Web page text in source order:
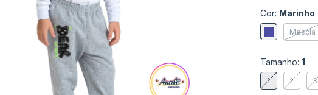
Cor: Marinho
Mescla
Tamanho: 1
1 2 3